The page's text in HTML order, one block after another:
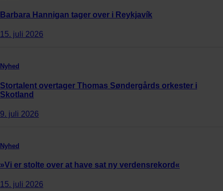
Barbara Hannigan tager over i Reykjavík
15. juli 2026
Nyhed
Stortalent overtager Thomas Søndergårds orkester i
Skotland
9. juli 2026
Nyhed
»Vi er stolte over at have sat ny verdensrekord«
15. juli 2026